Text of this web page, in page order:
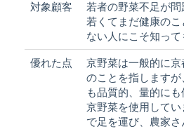
対象顧客
若者の野菜不足が問
若くてまだ健康の
ない人にこそ知って
優れた点
京野菜は一般的に
のことを指します
も品質的、量的に
京野菜を使用して
で足を運び、農家